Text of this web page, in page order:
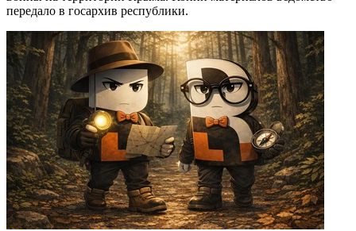
передало в госархив республики.